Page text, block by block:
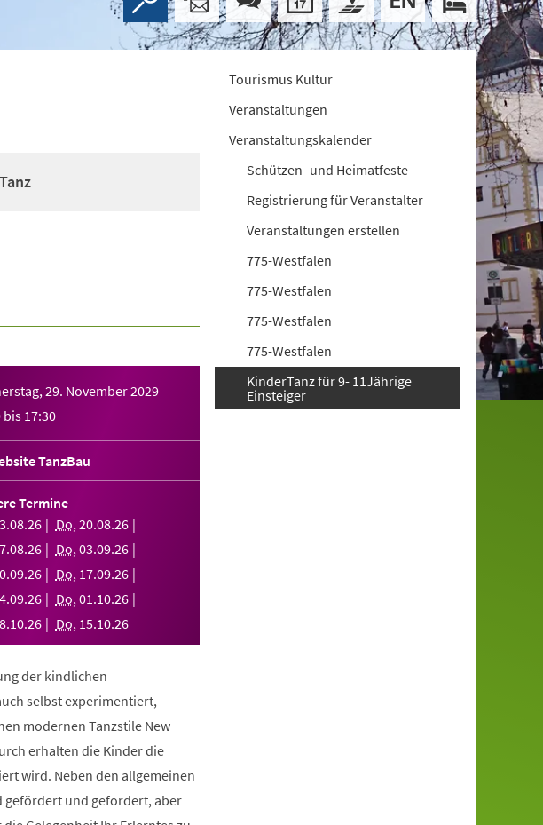
29. November 2029
bis 17:30
TanzBau
Termine
.08.26 Do,20.08.26
.08.26 Do,03.09.26
.09.26 Do, 17.09.26
.09.26 Do,01.10.26
.10.26 Do, 15.10.26
der kindlichen
selbst experimentiert,
modernen Tanzstile New
erhalten die Kinder die
wird. Neben den allgemeinen
gefördert und gefordert, aber
Tourismus Kultur
Veranstaltungen
Veranstaltungskalender
Schützen- und Heimatfeste
Registrierung für Veranstalter
Veranstaltungen erstellen
775-Westfalen
775-Westfalen
775-Westfalen
775-Westfalen
KinderTanz für 9- 11Jährige
Einsteiger